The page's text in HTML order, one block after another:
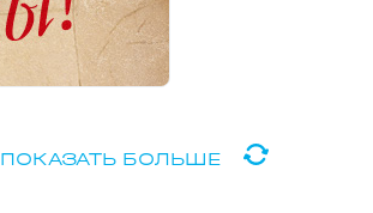
ПОКАЗАТЬ БОЛЬШЕ